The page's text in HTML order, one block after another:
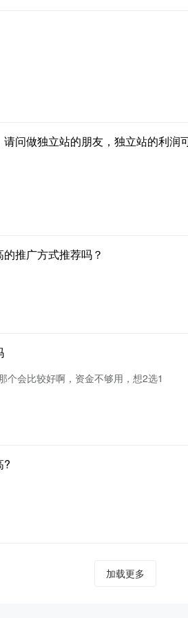
问做独立站的朋友，独立站的利
推广方式推荐吗？
个会比较好啊，资金不够用，想2选1
?
加载更多